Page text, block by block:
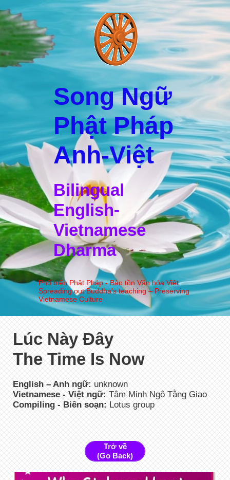
Song Ngữ
Phật Pháp
Anh-Việt
Bilingual
English-
Vietnamese
Dharma
Phổ biến Phật Pháp - Bảo tồn Văn hóa Việt
Spreading out Buddha’s teaching – Preserving
Vietnamese Culture
Lúc Này Đây
The Time Is Now
English – Anh ngữ:unknown
Vietnamese - Việt ngữ:Tâm Minh Ngô Tằng Giao
Compiling - Biên soạn:Lotus group
Trở về
(Go Back)